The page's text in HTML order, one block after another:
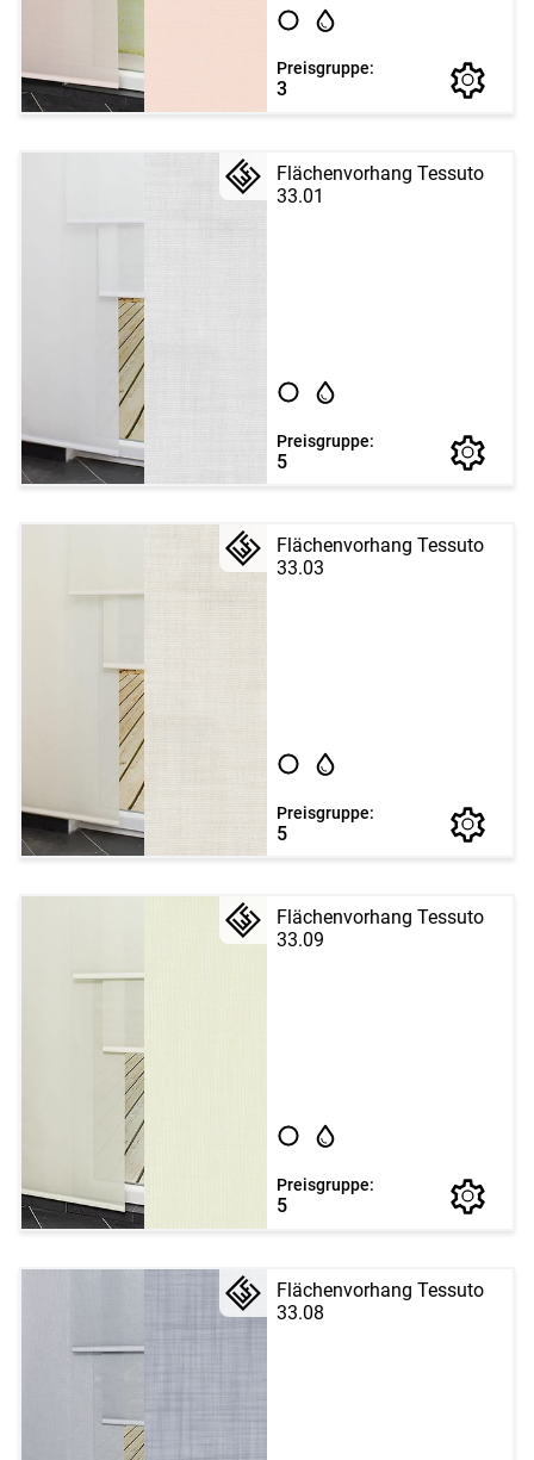
Preisgruppe:
3
Flächenvorhang Tessuto
33.01
Preisgruppe:
5
Flächenvorhang Tessuto
33.03
Preisgruppe:
5
Flächenvorhang Tessuto
33.09
Preisgruppe:
5
Flächenvorhang Tessuto
33.08